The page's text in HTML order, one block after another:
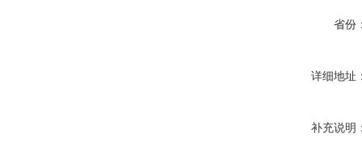
省份
详细地址
补充说明